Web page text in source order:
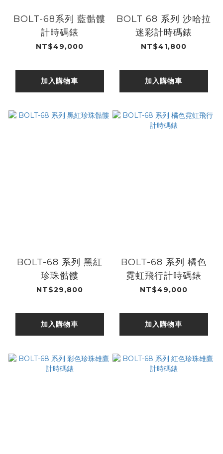
BOLT-68系列 藍骷髏
計時碼錶
NT$49,000
加入購物車
BOLT 68 系列 沙哈拉
迷彩計時碼錶
NT$41,800
加入購物車
BOLT-68 系列 黑紅
珍珠骷髏
NT$29,800
加入購物車
BOLT-68 系列 橘色
霓虹飛行計時碼錶
NT$49,000
加入購物車